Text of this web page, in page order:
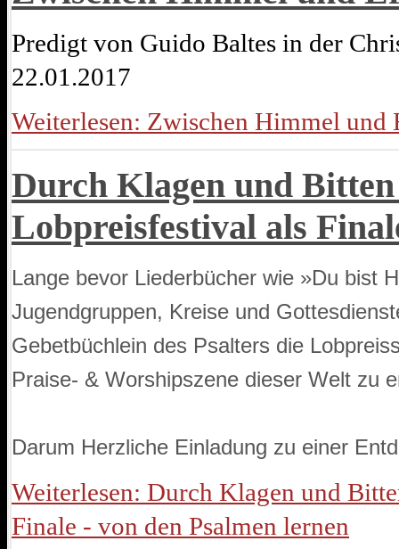
Predigt von Guido Baltes in der
22.01.2017
Weiterlesen: Zwischen Himmel und
Durch Klagen und
Lobpreisfestival als
Lange bevor Liederbücher wie »Du bist
Jugendgruppen, Kreise und
Gebetbüchlein des Psalters die
Praise- & Worshipszene dieser Welt zu
Darum Herzliche Einladung zu einer
Weiterlesen: Durch Klagen und
Finale - von den Psalmen lernen